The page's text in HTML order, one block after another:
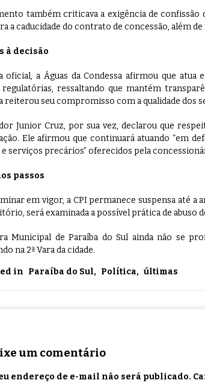
também criticava a exigência de confissão
a caducidade do contrato de concessão, além
à decisão
oficial, a Águas da Condessa afirmou que
ressaltando que mantém
reiterou seu compromisso com a qualidade dos
Junior Cruz, por sua vez, declarou que
Ele afirmou que continuará atuando “em
e serviços precários” oferecidos pela
passos
em vigor, a CPI permanece suspensa até
será examinada a possível prática de abuso
Municipal de Paraíba do Sul ainda não se
na 2ª Vara da cidade.
in Paraíba do Sul, Política, últimas
um comentário
endereço de e-mail não será publicado.